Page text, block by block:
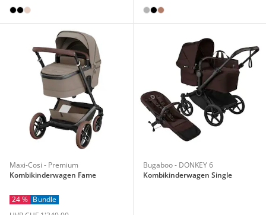
Maxi-Cosi - Premium
Kombikinderwagen Fame
24 % Bundle
Bugaboo - DONKEY 6
Kombikinderwagen Single